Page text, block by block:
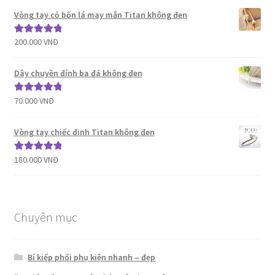
sao
Vòng tay cỏ bốn lá may mắn Titan không đen
Được xếp
sao
200.000VNĐ
Dây chuyền đính ba đá không đen
Được xếp
sao
70.000VNĐ
Vòng tay chiếc đinh Titan không đen
Được xếp
180.000VNĐ
Chuyên mục
Bí kiếp phối phụ kiện nhanh – đẹp